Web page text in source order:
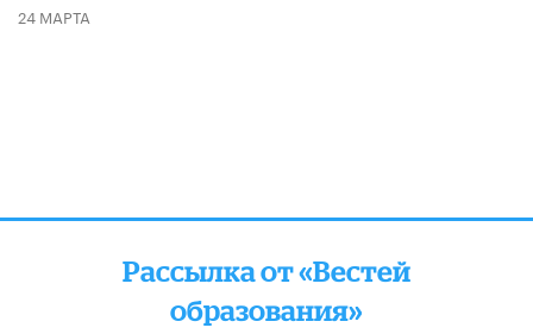
24 МАРТА
Рассылка от «Вестей
образования»